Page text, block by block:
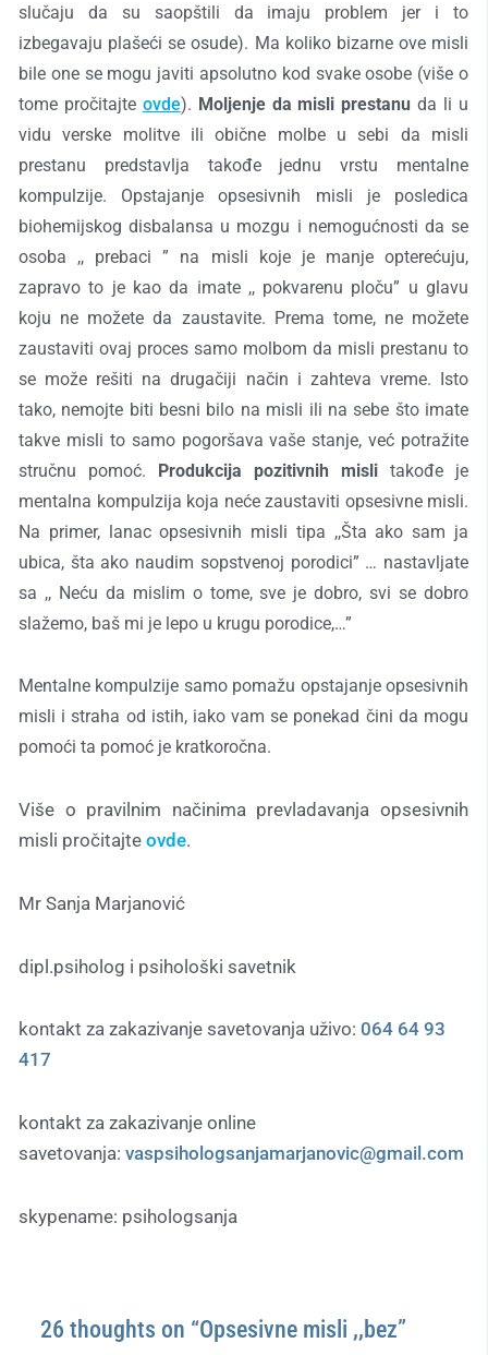
slučaju da su saopštili da imaju problem jer i to
izbegavaju plašeći se osude). Ma koliko bizarne ove misli
bile one se mogu javiti apsolutno kod svake osobe (više o
tome pročitajte ovde). Moljenje da misli prestanu da li u
vidu verske molitve iliobične molbe u sebi da misli
prestanu predstavlja takođe jednu vrstu mentalne
kompulzije. Opstajanje opsesivnih misli je posledica
biohemijskog disbalansa u mozgu i nemogućnosti da se
osoba ,, prebaci ” na misli koje je manje opterećuju,
zapravo to je kao da imate ,, pokvarenu ploču” u glavu
koju ne možete da zaustavite. Prema tome, ne možete
zaustaviti ovaj proces samo molbom da misli prestanu to
se može rešiti na drugačiji način i zahteva vreme. Isto
tako, nemojte biti besni bilo na misli ili na sebe što imate
takve misli to samo pogoršava vaše stanje, već potražite
stručnu pomoć. Produkcija pozitivnih misli takođe je
mentalna kompulzija koja neće zaustaviti opsesivne misli.
Na primer, lanac opsesivnih misli tipa ,,Šta ako sam ja
ubica, šta ako naudim sopstvenoj porodici” … nastavljate
sa ,, Neću da mislim o tome, sve je dobro, svi se dobro
slažemo, baš mi je lepo u krugu porodice,…”
Mentalne kompulzije samo pomažu opstajanje opsesivnih
misli i straha od istih, iako vam se ponekad čini da mogu
pomoći ta pomoć je kratkoročna.
Više o pravilnim načinima prevladavanja opsesivnih
misli pročitajte ovde.
Mr Sanja Marjanović
dipl.psiholog i psihološki savetnik
kontakt za zakazivanje savetovanja uživo: 064 64 93
417
kontakt za zakazivanje online
savetovanja: vaspsihologsanjamarjanovic@gmail.com
skypename: psihologsanja
26 thoughts on “Opsesivne misli ,,bez”